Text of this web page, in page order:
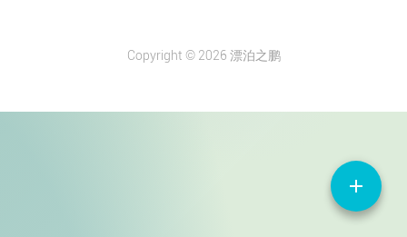
add
Copyright © 2026 漂泊之鹏